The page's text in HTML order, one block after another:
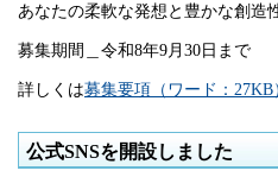
あなたの柔軟な発想と豊かな創造
募集期間＿令和8年9月30日まで
詳しくは募集要項（ワード：27KB
公式SNSを開設しました